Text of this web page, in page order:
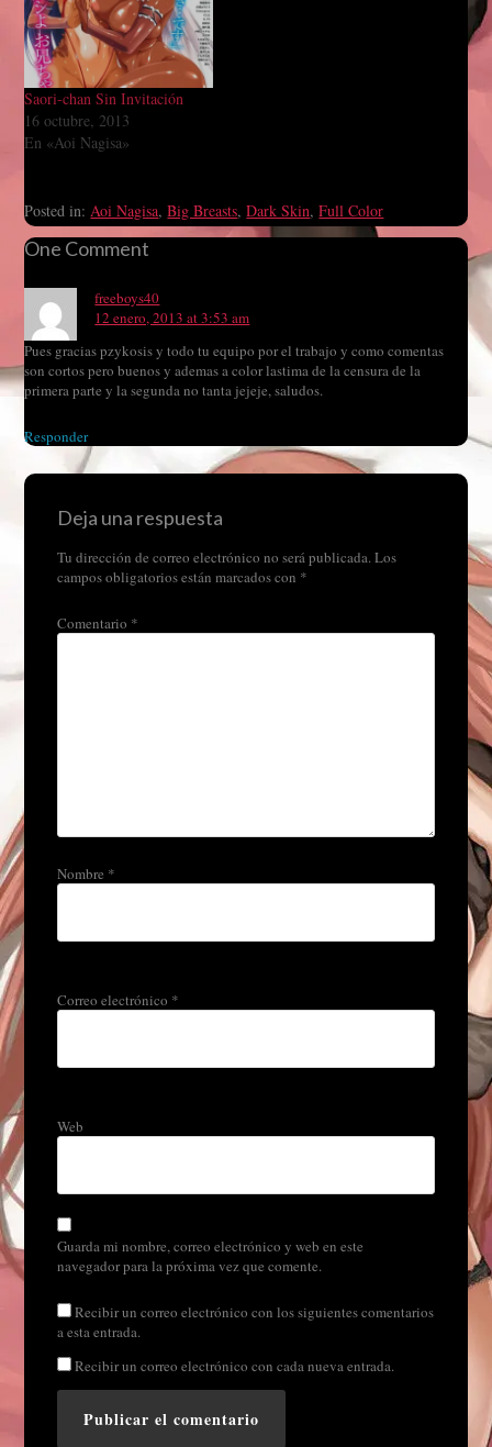
Saori-chan Sin Invitación
16 octubre, 2013
En «Aoi Nagisa»
Posted in:Aoi Nagisa,Big Breasts,Dark Skin,Full Color
One Comment
freeboys40
12 enero, 2013 at 3:53 am
Pues gracias pzykosis y todo tu equipo por el trabajo y como comentas
son cortos pero buenos y ademas a color lastima de la censura de la
primera parte y la segunda no tanta jejeje, saludos.
Responder
Deja una respuesta
Tu dirección de correo electrónico no será publicada.Los
campos obligatorios están marcados con *
Comentario *
Nombre *
Correo electrónico *
Web
Guarda mi nombre, correo electrónico y web en este
navegador para la próxima vez que comente.
Recibir un correo electrónico con los siguientes comentarios
a esta entrada.
Recibir un correo electrónico con cada nueva entrada.